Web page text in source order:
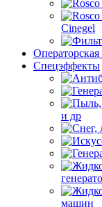
Cinegel
Операторская
Спецэффекты
и др
машин